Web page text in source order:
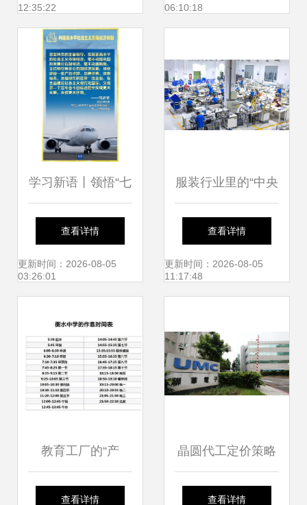
会经济咨询服务路
径探索
12:35:22
06:10:18
学习新语丨领悟“七
个聚焦” 构建高水
平社会主义市场经
咨询服务新视野
查看详情
更新时间：2026-08-05
03:26:01
服装行业里的“中央
厨房” 柔性供应链
如何重塑社会经济
查看详情
更新时间：2026-08-05
11:17:48
教育工厂的“产
品”与社会现实 快
查看详情
晶圆代工定价策略
与客户盈利能力的
查看详情